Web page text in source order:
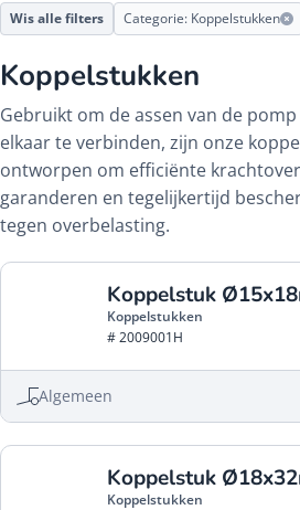
Wis alle filters Categorie: Koppelstukken
Koppelstukken
Gebruikt om de assen van de
elkaar te verbinden, zijn onze
ontworpen om efficiënte
garanderen en tegelijkertijd
tegen overbelasting.
Koppelstuk
Koppelstukken
# 2009001H
Algemeen
Koppelstuk
Koppelstukken